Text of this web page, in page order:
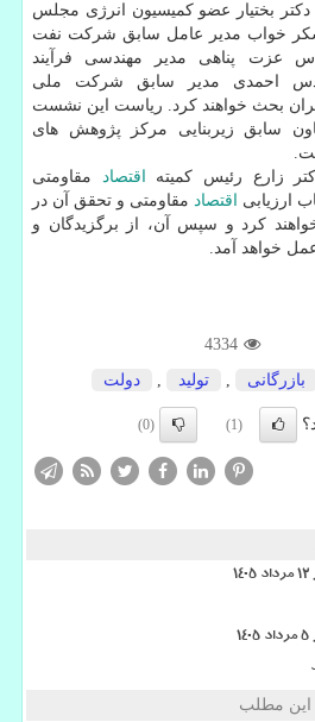
دكتر بختیار عضو كمیسیون انرژی مجلس
خواب مدیر عامل سابق شركت نفت
عزت پناهی مدیر مهندسی فرآیند
احمدی مدیر سابق شركت ملی
بحث خواهند كرد. ریاست این نشست
سابق زیربنایی مركز پژوهش های
زارع رئیس كمیته
اقتصاد
مقاومتی
ارزیابی
اقتصاد مقاومتی و تحقق آن در
كرد و سپس آن، از برگزیدگان و
خواهد آمد.
4334
بازرگانی تولید دولت
(1)
(0)
این مطلب